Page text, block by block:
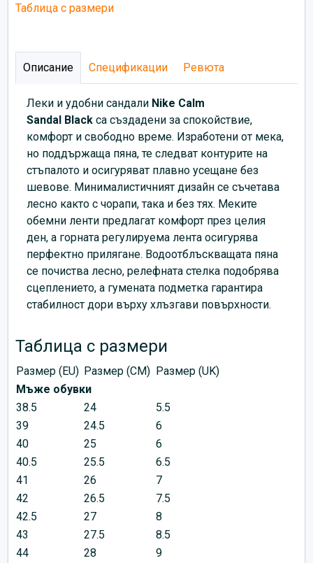
Таблица с размери
Описание Спецификации Ревюта
Леки и удобни сандали Nike Calm
Sandal Black са създадени за спокойствие,
комфорт и свободно време. Изработени от мека,
но поддържаща пяна, те следват контурите на
стъпалото и осигуряват плавно усещане без
шевове. Минималистичният дизайн се съчетава
лесно както с чорапи, така и без тях. Меките
обемни ленти предлагат комфорт през целия
ден, а горната регулируема лента осигурява
перфектно прилягане. Водоотблъскващата пяна
се почиства лесно, релефната стелка подобрява
сцеплението, а гумената подметка гарантира
стабилност дори върху хлъзгави повърхности.
Таблица с размери
Размер (EU) Размер (CM) Размер (UK)
Мъже обувки
38.5
24
5.5
39
24.5
6
40
25
6
40.5
25.5
6.5
41
26
7
42
26.5
7.5
42.5
27
8
43
27.5
8.5
44
28
9